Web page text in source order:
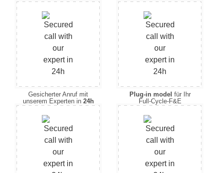
Gesicherter Anruf mit
unserem Experten in 24h
Plug-in model für Ihr
Full-Cycle-F&E